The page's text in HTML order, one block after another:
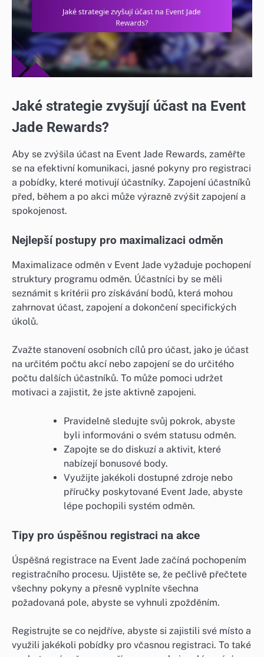
Jaké strategie zvyšují účast na Event
Jade Rewards?
Aby se zvýšila účast na Event Jade Rewards, zaměřte
se na efektivní komunikaci, jasné pokyny pro registraci
a pobídky, které motivují účastníky. Zapojení účastníků
před, během a po akci může výrazně zvýšit zapojení a
spokojenost.
Nejlepší postupy pro maximalizaci odměn
Maximalizace odměn v Event Jade vyžaduje pochopení
struktury programu odměn. Účastníci by se měli
seznámit s kritérii pro získávání bodů, která mohou
zahrnovat účast, zapojení a dokončení specifických
úkolů.
Zvažte stanovení osobních cílů pro účast, jako je účast
na určitém počtu akcí nebo zapojení se do určitého
počtu dalších účastníků. To může pomoci udržet
motivaci a zajistit, že jste aktivně zapojeni.
Pravidelně sledujte svůj pokrok, abyste
byli informováni o svém statusu odměn.
Zapojte se do diskuzí a aktivit, které
nabízejí bonusové body.
Využijte jakékoli dostupné zdroje nebo
příručky poskytované Event Jade, abyste
lépe pochopili systém odměn.
Tipy pro úspěšnou registraci na akce
Úspěšná registrace na Event Jade začíná pochopením
registračního procesu. Ujistěte se, že pečlivě přečtete
všechny pokyny a přesně vyplníte všechna
požadovaná pole, abyste se vyhnuli zpožděním.
Registrujte se co nejdříve, abyste si zajistili své místo a
využili jakékoli pobídky pro včasnou registraci. To také